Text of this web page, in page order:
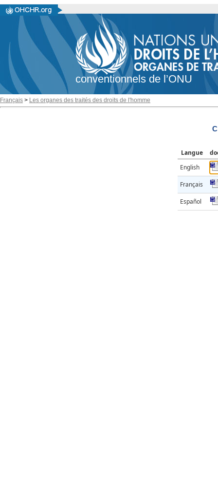
conventionnels de l’ONU
Français > Les organes des traités des droits de l'homme
Langue
English
Français
Español